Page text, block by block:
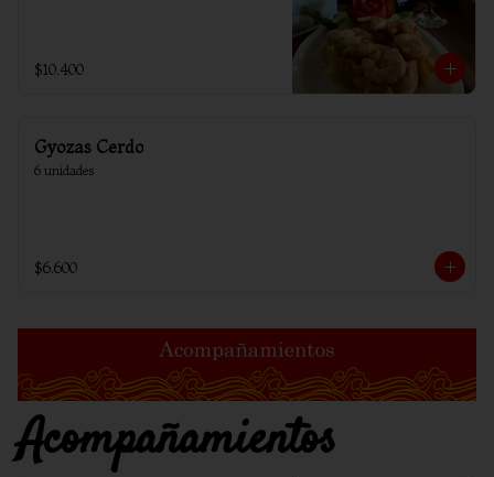
$10.400
Gyozas Cerdo
6 unidades
$6.600
Acompañamientos